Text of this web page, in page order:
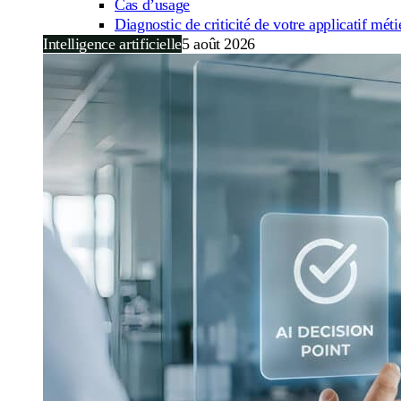
Cas d’usage
Diagnostic de criticité de votre applicatif
Intelligence artificielle5 août 2026